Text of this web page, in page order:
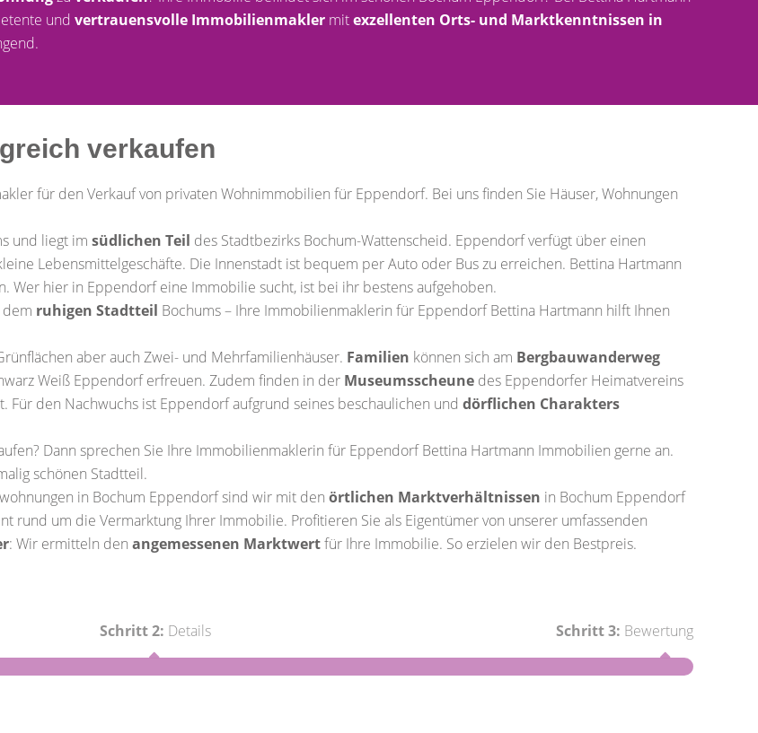
und vertrauensvolle Immobilienmakler mitexzellenten Orts- und Marktkenntnissen in
verkaufen
für den Verkauf von privaten Wohnimmobilien für Eppendorf. Bei uns finden Sie Häuser, Wohnungen
und liegt im südlichen Teil des Stadtbezirks Bochum-Wattenscheid. Eppendorf verfügt über einen
Lebensmittelgeschäfte. Die Innenstadt ist bequem per Auto oder Bus zu erreichen. Bettina Hartmann
Wer hier in Eppendorf eine Immobilie sucht, ist bei ihr bestens aufgehoben.
dem ruhigen Stadtteil Bochums – Ihre Immobilienmaklerin für Eppendorf Bettina Hartmann hilft Ihnen
aber auch Zwei- und Mehrfamilienhäuser. Familien können sich am Bergbauwanderweg
Weiß Eppendorf erfreuen. Zudem finden in der Museumsscheune des Eppendorfer Heimatvereins
Für den Nachwuchs ist Eppendorf aufgrund seines beschaulichen und dörflichen Charakters
Dann sprechen Sie Ihre Immobilienmaklerin für Eppendorf Bettina Hartmann Immobilien gerne an.
schönen Stadtteil.
in Bochum Eppendorf sind wir mit den örtlichen Marktverhältnissen in Bochum Eppendorf
rund um die Vermarktung Ihrer Immobilie. Profitieren Sie als Eigentümer von unserer umfassenden
: Wir ermitteln den angemessenen Marktwertfür Ihre Immobilie. So erzielen wir den Bestpreis.
Schritt 2: Details Schritt 3: Bewertung